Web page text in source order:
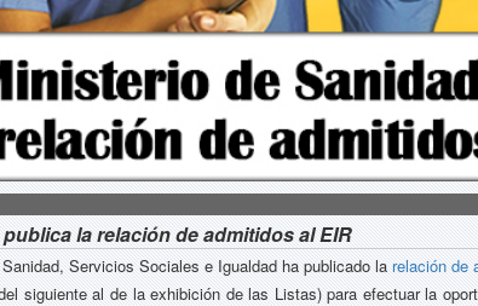
la relación de admitidos al EIR
Servicios Sociales e Igualdad ha publicado la relación de
siguiente al de la exhibición de las Listas) para efectuar la